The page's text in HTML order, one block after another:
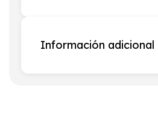
Información adicional